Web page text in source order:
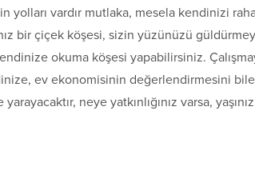
yolları vardır mutlaka, mesela kendinizi
bir çiçek köşesi, sizin yüzünüzü
okuma köşesi yapabilirsiniz.
ev ekonomisinin değerlendirmesini
neye yatkınlığınız varsa,